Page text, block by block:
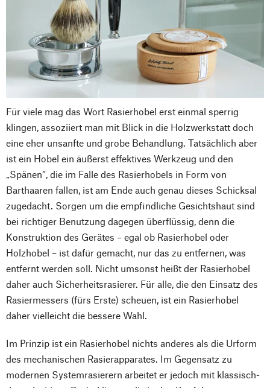
Für viele mag das Wort Rasierhobel erst einmal sperrig
klingen, assoziiert man mit Blick in die Holzwerkstatt doch
eine eher unsanfte und grobe Behandlung. Tatsächlich aber
ist ein Hobel ein äußerst effektives Werkzeug und den
„Spänen“, die im Falle des Rasierhobels in Form von
Barthaaren fallen, ist am Ende auch genau dieses Schicksal
zugedacht. Sorgen um die empfindliche Gesichtshaut sind
bei richtiger Benutzung dagegen überflüssig, denn die
Konstruktion des Gerätes – egal ob Rasierhobel oder
Holzhobel – ist dafür gemacht, nur das zu entfernen, was
entfernt werden soll. Nicht umsonst heißt der Rasierhobel
daher auch Sicherheitsrasierer. Für alle, die den Einsatz des
Rasiermessers (fürs Erste) scheuen, ist ein Rasierhobel
daher vielleicht die bessere Wahl.
Im Prinzip ist ein Rasierhobel nichts anderes als die Urform
des mechanischen Rasierapparates. Im Gegensatz zu
modernen Systemrasierern arbeitet er jedoch mit klassisch-